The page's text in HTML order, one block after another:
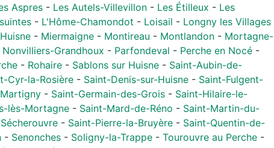
Aspres - Les Autels-Villevillon - Les Étilleux - Les
- L'Hôme-Chamondot - Loisail - Longny les Villages
- Miermaigne - Montireau - Montlandon - Mortagne-
Nonvilliers-Grandhoux - Parfondeval - Perche en Nocé -
- Rohaire - Sablons sur Huisne - Saint-Aubin-de-
Cyr-la-Rosière - Saint-Denis-sur-Huisne - Saint-Fulgent-
- Saint-Germain-des-Grois - Saint-Hilaire-le-
lès-Mortagne - Saint-Mard-de-Réno - Saint-Martin-du-
- Saint-Pierre-la-Bruyère - Saint-Quentin-de-
- Senonches - Soligny-la-Trappe - Tourouvre au Perche -